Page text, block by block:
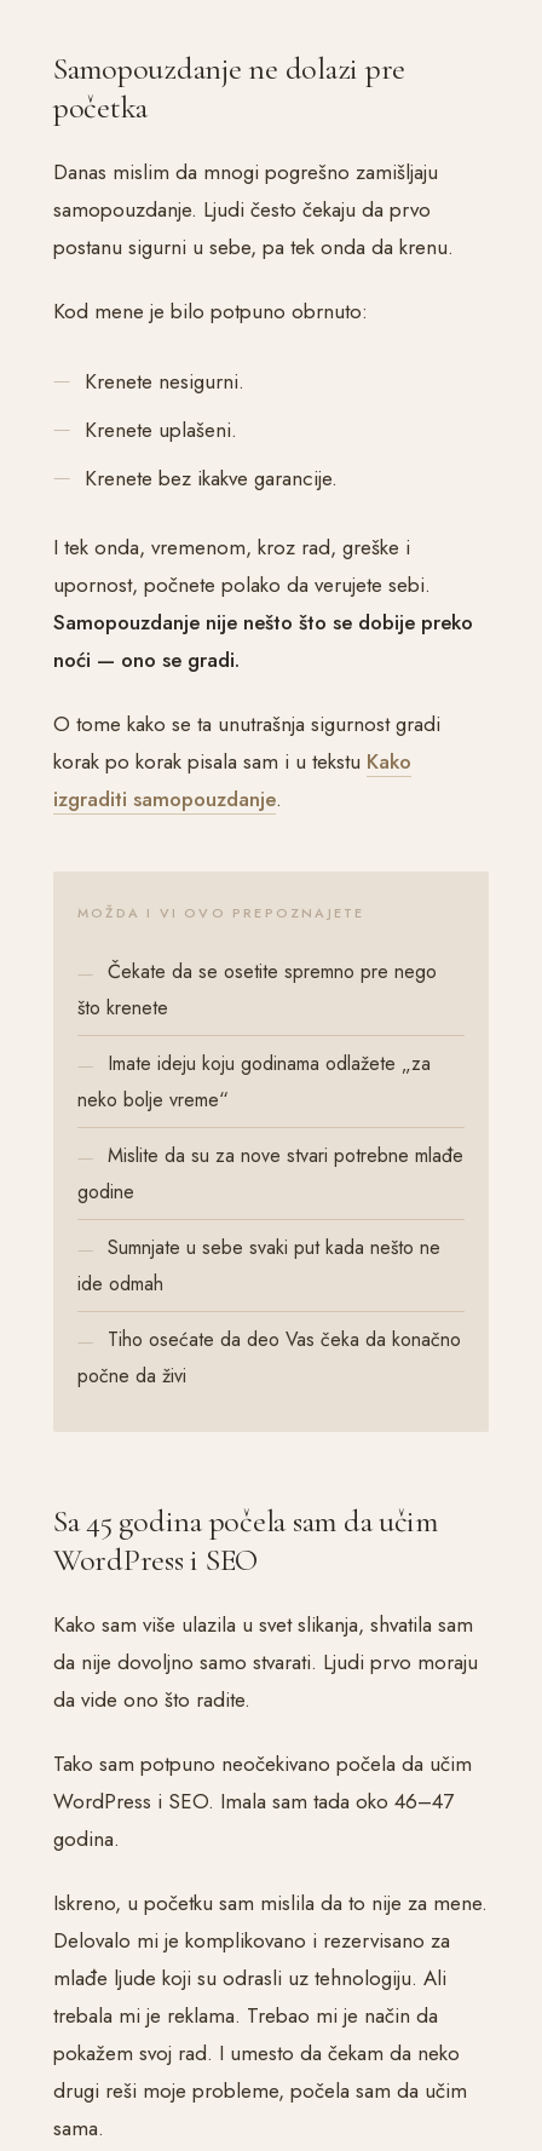
Samopouzdanje ne dolazi pre
početka
Danas mislim da mnogi pogrešno zamišljaju
samopouzdanje. Ljudi često čekaju da prvo
postanu sigurni u sebe, pa tek onda da krenu.
Kod mene je bilo potpuno obrnuto:
Krenete nesigurni.
Krenete uplašeni.
Krenete bez ikakve garancije.
I tek onda, vremenom, kroz rad, greške i
upornost, počnete polako da verujete sebi.
Samopouzdanje nije nešto što se dobije preko
noći — ono se gradi.
O tome kako se ta unutrašnja sigurnost gradi
korak po korak pisala sam i u tekstu Kako
izgraditi samopouzdanje.
MOŽDA I VI OVO PREPOZNAJETE
Čekate da se osetite spremno pre nego
što krenete
Imate ideju koju godinama odlažete „za
neko bolje vreme“
Mislite da su za nove stvari potrebne mlađe
godine
Sumnjate u sebe svaki put kada nešto ne
ide odmah
Tiho osećate da deo Vas čeka da konačno
počne da živi
Sa 45 godina počela sam da učim
WordPress i SEO
Kako sam više ulazila u svet slikanja, shvatila sam
da nije dovoljno samo stvarati. Ljudi prvo moraju
da vide ono što radite.
Tako sam potpuno neočekivano počela da učim
WordPress i SEO. Imala sam tada oko 46–47
godina.
Iskreno, u početku sam mislila da to nije za mene.
Delovalo mi je komplikovano i rezervisano za
mlađe ljude koji su odrasli uz tehnologiju. Ali
trebala mi je reklama. Trebao mi je način da
pokažem svoj rad. I umesto da čekam da neko
drugi reši moje probleme, počela sam da učim
sama.